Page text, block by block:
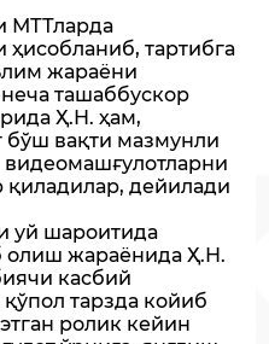
МТТларда
тартибга
жараёни
ташаббускор
Ҳ.Н. ҳам,
бўш вақти мазмунли
қиладилар, дейилади
уй шароитида
олиш жараёнида Ҳ.Н.
касбий
тарзда койиб
ролик кейин